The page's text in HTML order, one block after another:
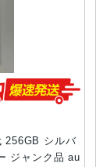
256GB シルバ
ジャンク品 au